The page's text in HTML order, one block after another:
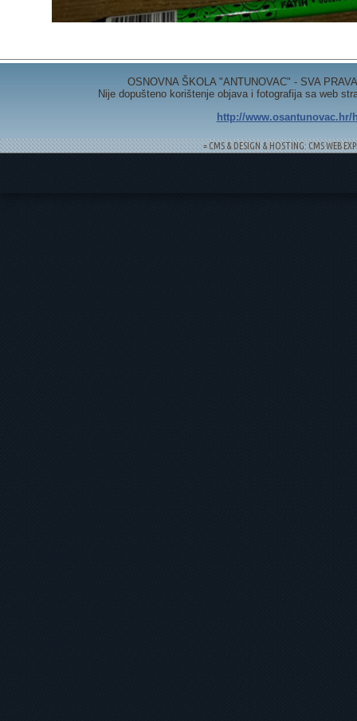
OSNOVNA ŠKOLA "ANTUNOVAC" - SVA
Nije dopušteno korištenje objava i fotografija sa web
http://www.osantunovac.hr/
= CMS & DESIGN & HOSTING: CMS WEB